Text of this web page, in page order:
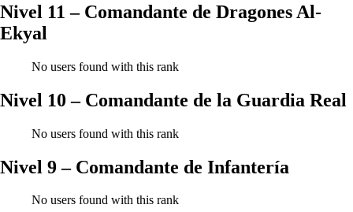
Nivel 11 – Comandante de Dragones Al-
Ekyal
No users found with this rank
Nivel 10 – Comandante de la Guardia Real
No users found with this rank
Nivel 9 – Comandante de Infantería
No users found with this rank